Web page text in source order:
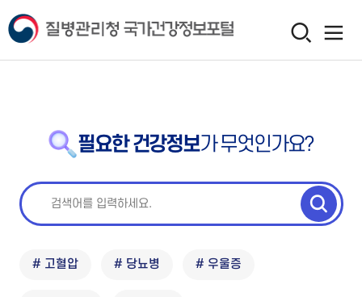
필요한 건강정보가 무엇인가요?
# 고혈압 # 당뇨병 # 우울증